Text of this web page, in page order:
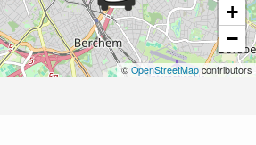
+
−
© OpenStreetMap contributors